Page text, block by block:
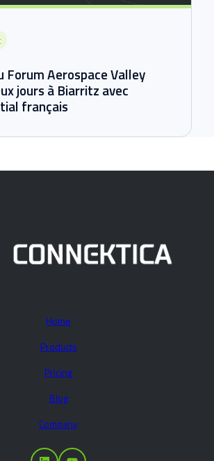
Forum Aerospace Valley
jours à Biarritz avec
français
Home
Products
Pricing
Blog
Company